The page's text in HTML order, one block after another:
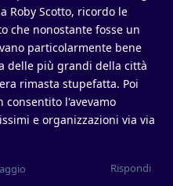
Roby Scotto, ricordo le
che nonostante fosse un
particolarmente bene
delle più grandi della città
rimasta stupefatta. Poi
l'avevamo
e organizzazioni via via
Rispondi